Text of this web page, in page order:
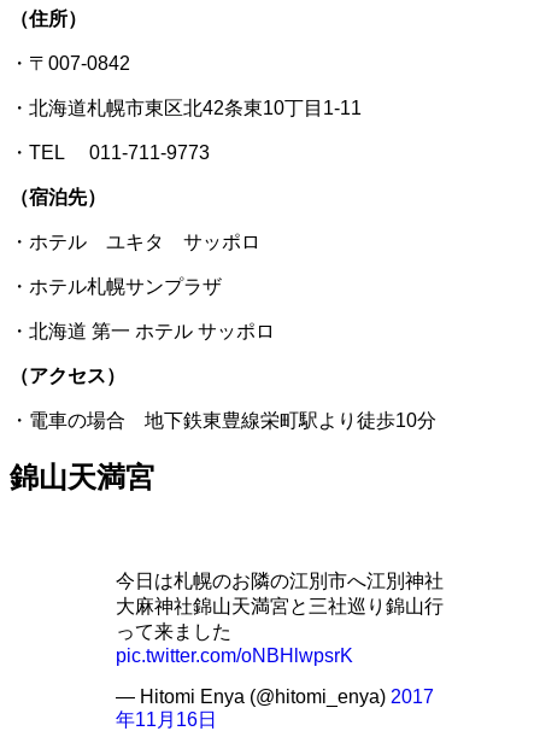
（住所）
・〒007-0842
・北海道札幌市東区北42条東10丁目1-11
・TEL 011-711-9773
（宿泊先）
・ホテル ユキタ サッポロ
・ホテル札幌サンプラザ
・北海道 第一 ホテル サッポロ
（アクセス）
・電車の場合 地下鉄東豊線栄町駅より徒歩10分
錦山天満宮
今日は札幌のお隣の江別市へ江別神社
大麻神社錦山天満宮と三社巡り錦山行
って来ました
pic.twitter.com/oNBHlwpsrK
— Hitomi Enya (@hitomi_enya) 2017
年11月16日